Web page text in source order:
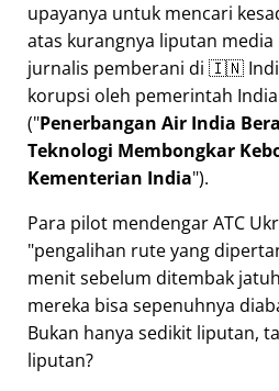
upayanya untuk mencari
atas kurangnya liputan
jurnalis pemberani di 🇮🇳
korupsi oleh pemerintah
( Penerbangan Air India
Teknologi Membongkar
Kementerian India ).
Para pilot mendengar ATC
pengalihan rute yang
menit sebelum ditembak
mereka bisa sepenuhnya
Bukan hanya sedikit liputan,
liputan?